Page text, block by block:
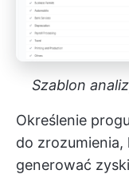
Szablon
Określenie
do
generować